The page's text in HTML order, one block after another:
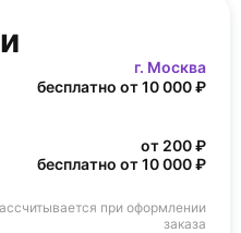
г. Москва
бесплатно от 10 000 ₽
от 200 ₽
бесплатно от 10 000 ₽
при оформлении
заказа